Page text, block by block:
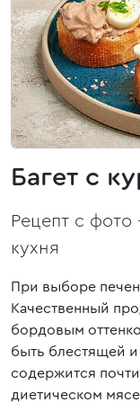
Багет с
Рецепт с
кухня
При выборе
Качественный
бордовым
быть блестящей
содержится
диетическом